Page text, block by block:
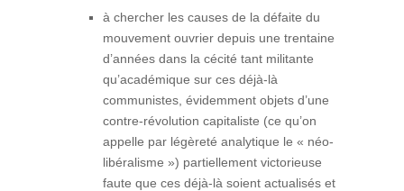
à chercher les causes de la défaite du
mouvement ouvrier depuis une trentaine
d’années dans la cécité tant militante
qu’académique sur ces déjà-là
communistes, évidemment objets d’une
contre-révolution capitaliste (ce qu’on
appelle par légèreté analytique le « néo-
libéralisme ») partiellement victorieuse
faute que ces déjà-là soient actualisés et